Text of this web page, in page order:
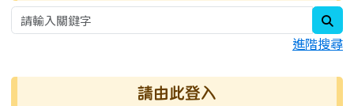
進階搜尋
請由此登入